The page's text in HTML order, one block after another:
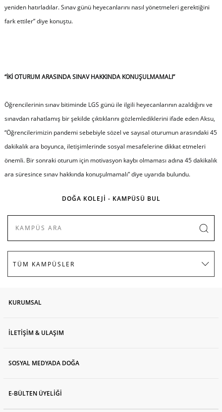
yeniden hatırladılar. Sınav günü heyecanlarını nasıl yönetmeleri gerektiğini
fark ettiler” diye konuştu.
“İKİ OTURUM ARASINDA SINAV HAKKINDA KONUŞULMAMALI”
Öğrencilerinin sınav bitiminde LGS günü ile ilgili heyecanlarının azaldığını ve
sınavdan rahatlamış bir şekilde çıktıklarını gözlemlediklerini ifade eden Aksu,
“Öğrencilerimizin pandemi sebebiyle sözel ve sayısal oturumun arasındaki 45
dakikalık ara boyunca, iletişimlerinde sosyal mesafelerine dikkat etmeleri
önemli. Bir sonraki oturum için motivasyon kaybı olmaması adına 45 dakikalık
ara süresince sınav hakkında konuşulmamalı” diye uyarıda bulundu.
DOĞA KOLEJİ - KAMPÜSÜ BUL
KURUMSAL
İLETİŞİM & ULAŞIM
SOSYAL MEDYADA DOĞA
E-BÜLTEN ÜYELİĞİ